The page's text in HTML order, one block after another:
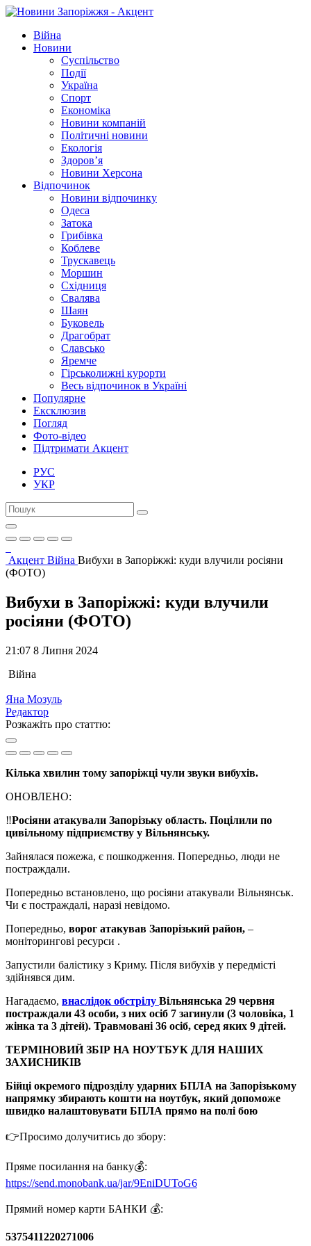
Війна
Новини
Суспільство
Події
Україна
Спорт
Економіка
Новини компаній
Політичні новини
Екологія
Здоров’я
Новини Херсона
Відпочинок
Новини відпочинку
Одеса
Затока
Грибівка
Коблеве
Трускавець
Моршин
Східниця
Свалява
Шаян
Буковель
Драгобрат
Славсько
Яремче
Гірськолижні курорти
Весь відпочинок в Україні
Популярне
Ексклюзив
Погляд
Фото-відео
Підтримати Акцент
РУС
УКР
Акцент Війна Вибухи в Запоріжжі: куди влучили росіяни
(ФОТО)
Вибухи в Запоріжжі: куди влучили
росіяни (ФОТО)
21:07 8 Липня 2024
Війна
Яна Мозуль
Редактор
Розкажіть про статтю:
Кілька хвилин тому запоріжці чули звуки вибухів.
ОНОВЛЕНО:
‼️Росіяни атакували Запорізьку область. Поцілили по
цивільному підприємству у Вільнянську.
Зайнялася пожежа, є пошкодження. Попередньо, люди не
постраждали.
Попередньо встановлено, що росіяни атакували Вільнянськ.
Чи є постраждалі, наразі невідомо.
Попередньо, ворог атакував Запорізький район, –
моніторингові ресурси .
Запустили балістику з Криму. Після вибухів у передмісті
здійнявся дим.
Нагадаємо, внаслідок обстрілу Вільнянська 29 червня
постраждали 43 особи, з них осіб 7 загинули (3 чоловіка, 1
жінка та 3 дітей). Травмовані 36 осіб, серед яких 9 дітей.
ТЕРМІНОВИЙ ЗБІР НА НОУТБУК ДЛЯ НАШИХ
ЗАХИСНИКІВ
Бійці окремого підрозділу ударних БПЛА на Запорізькому
напрямку збирають кошти на ноутбук, який допоможе
швидко налаштовувати БПЛА прямо на полі бою
👉Просимо долучитись до збору:
Пряме посилання на банку💰:
https://send.monobank.ua/jar/9EniDUToG6
Прямий номер карти БАНКИ 💰:
5375411220271006